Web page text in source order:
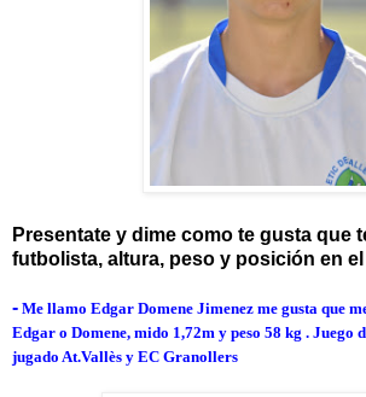
Presentate y dime como te gusta que
futbolista, altura, peso y posición en
- Me llamo Edgar Domene Jimenez me gusta que
Edgar o Domene, mido 1,72m y peso 58 kg . Juego
jugado At.Vallès y EC Granollers